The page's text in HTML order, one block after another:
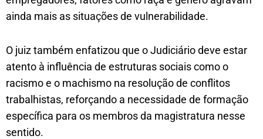
ainda mais as situações de vulnerabilidade.
O juiz também enfatizou que o Judiciário deve estar
atento à influência de estruturas sociais como o
racismo e o machismo na resolução de conflitos
trabalhistas, reforçando a necessidade de formação
específica para os membros da magistratura nesse
sentido.